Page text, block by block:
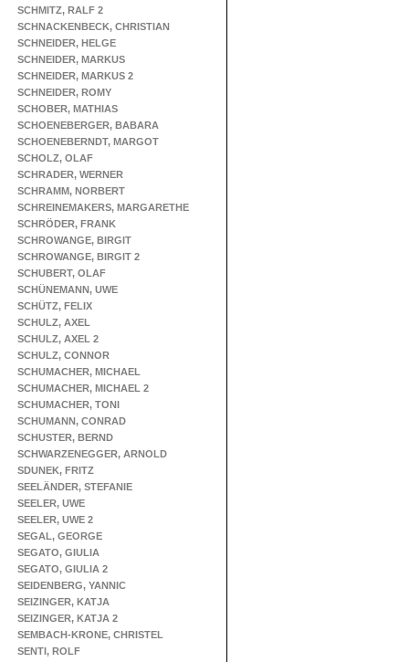
SCHMITZ, RALF 2
SCHNACKENBECK, CHRISTIAN
SCHNEIDER, HELGE
SCHNEIDER, MARKUS
SCHNEIDER, MARKUS 2
SCHNEIDER, ROMY
SCHOBER, MATHIAS
SCHOENEBERGER, BABARA
SCHOENEBERNDT, MARGOT
SCHOLZ, OLAF
SCHRADER, WERNER
SCHRAMM, NORBERT
SCHREINEMAKERS, MARGARETHE
SCHRÖDER, FRANK
SCHROWANGE, BIRGIT
SCHROWANGE, BIRGIT 2
SCHUBERT, OLAF
SCHÜNEMANN, UWE
SCHÜTZ, FELIX
SCHULZ, AXEL
SCHULZ, AXEL 2
SCHULZ, CONNOR
SCHUMACHER, MICHAEL
SCHUMACHER, MICHAEL 2
SCHUMACHER, TONI
SCHUMANN, CONRAD
SCHUSTER, BERND
SCHWARZENEGGER, ARNOLD
SDUNEK, FRITZ
SEELÄNDER, STEFANIE
SEELER, UWE
SEELER, UWE 2
SEGAL, GEORGE
SEGATO, GIULIA
SEGATO, GIULIA 2
SEIDENBERG, YANNIC
SEIZINGER, KATJA
SEIZINGER, KATJA 2
SEMBACH-KRONE, CHRISTEL
SENTI, ROLF